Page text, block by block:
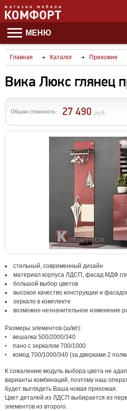
МЕНЮ
Главная Каталог Прихожие
Вика Люкс глянец
Общая стоимость: 27 490 руб.
стильный, современный дизайн
материал корпуса ЛДСП, фасад МДФ
большой выбор цветов
высокое качество конструкции и
зеркало в комплекте
возможно незначительное изменение
Размеры элементов (ш/в/г):
вешалка 500/2000/340
пано с зеркалом 700/1000
комод 700/1000/340 (за дверками 2
К сожалению модуль выбора цвета не
варианты комбинаций, поэтому наш
будет выглядеть Ваша новая прихожая.
Цвет деталей из ЛДСП выбирается из
элементов из второго.